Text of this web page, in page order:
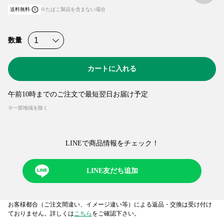
送料無料 ※たばこ製品を含まない場合
午前10時までのご注文で最短翌日お届け予定
※一部地域を除く
数量
カートに入れる
LINEで商品情報をチェック！​
LINE友だち追加
お客様都合（ご注文間違い、イメージ違い等）による返品・交換は受け付け
ておりません。詳しくはこちら をご確認下さい。